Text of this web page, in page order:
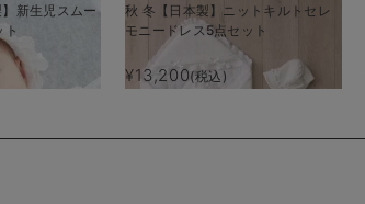
新生児スムー
秋 冬【日本製】ニットキルトセレ
モニードレス5点セット
¥13,200(税込)